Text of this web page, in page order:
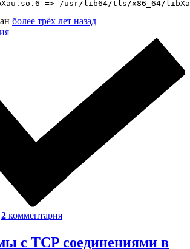
более трёх лет назад
2 комментария
с TCP соединениями в